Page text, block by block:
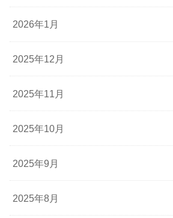
2026年1月
2025年12月
2025年11月
2025年10月
2025年9月
2025年8月